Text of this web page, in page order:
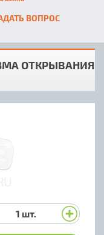
ВОПРОС
ОТКРЫВАНИЯ
1 шт.